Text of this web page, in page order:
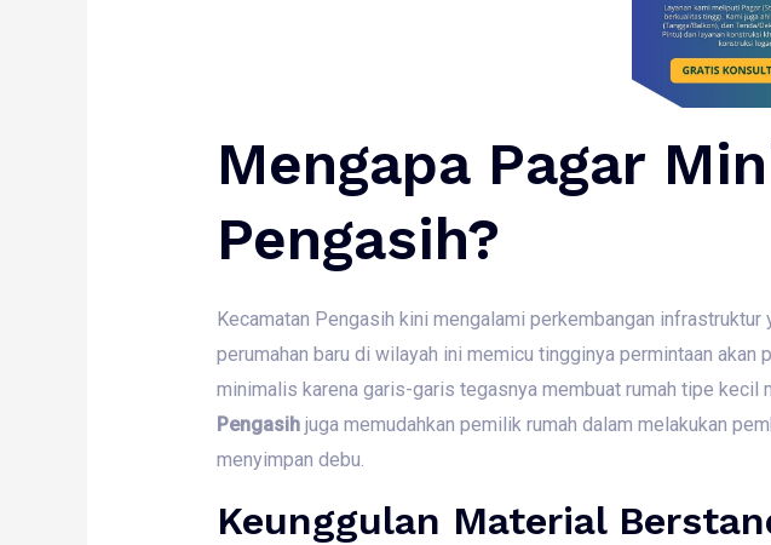
Mengapa Pagar
Pengasih?
Kecamatan Pengasih kini mengalami perkembangan
perumahan baru di wilayah ini memicu tingginya permintaan
minimalis karena garis-garis tegasnya membuat rumah tipe kecil
Pengasihjuga memudahkan pemilik rumah dalam melakukan
menyimpan debu.
Keunggulan Material